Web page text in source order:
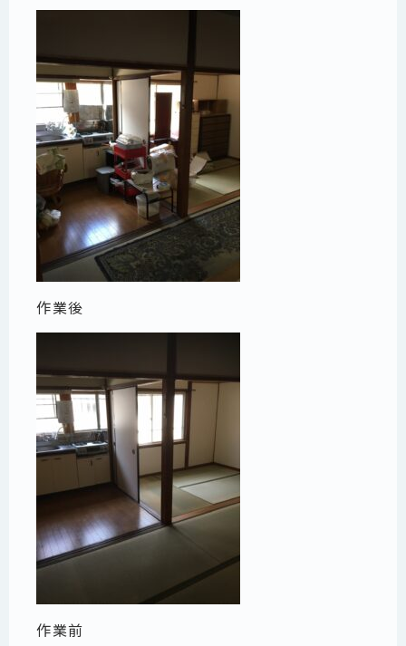
作業後
作業前